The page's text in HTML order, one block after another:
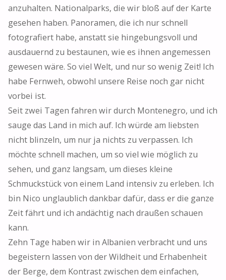
anzuhalten. Nationalparks, die wir bloß auf der Karte
gesehen haben. Panoramen, die ich nur schnell
fotografiert habe, anstatt sie hingebungsvoll und
ausdauernd zu bestaunen, wie es ihnen angemessen
gewesen wäre. So viel Welt, und nur so wenig Zeit! Ich
habe Fernweh, obwohl unsere Reise noch gar nicht
vorbei ist.
Seit zwei Tagen fahren wir durch Montenegro, und ich
sauge das Land in mich auf. Ich würde am liebsten
nicht blinzeln, um nur ja nichts zu verpassen. Ich
möchte schnell machen, um so viel wie möglich zu
sehen, und ganz langsam, um dieses kleine
Schmuckstück von einem Land intensiv zu erleben. Ich
bin Nico unglaublich dankbar dafür, dass er die ganze
Zeit fährt und ich andächtig nach draußen schauen
kann.
Zehn Tage haben wir in Albanien verbracht und uns
begeistern lassen von der Wildheit und Erhabenheit
der Berge, dem Kontrast zwischen dem einfachen,